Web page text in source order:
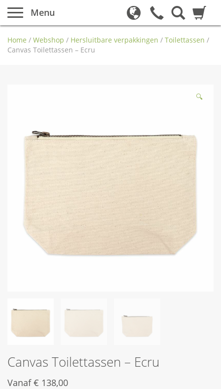
Menu
Home / Webshop / Hersluitbare verpakkingen / Toilettassen /
Canvas Toilettassen – Ecru
🔍
Canvas Toilettassen – Ecru
Vanaf€ 138,00